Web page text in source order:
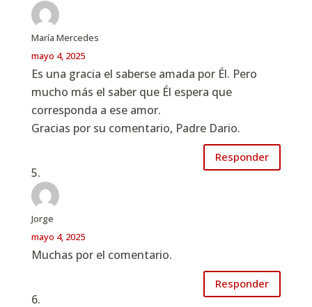
María Mercedes
mayo 4, 2025
Es una gracia el saberse amada por Él. Pero
mucho más el saber que Él espera que
corresponda a ese amor.
Gracias por su comentario, Padre Dario.
Responder
Jorge
mayo 4, 2025
Muchas por el comentario.
Responder